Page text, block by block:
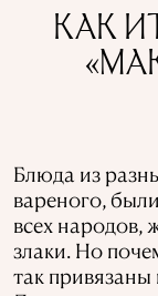
КАК
Блюда из
вареного,
всех народов,
злаки. Но
так